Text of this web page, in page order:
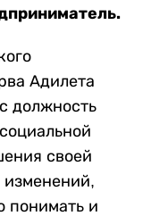
Адилета
должность
своей
понимать и